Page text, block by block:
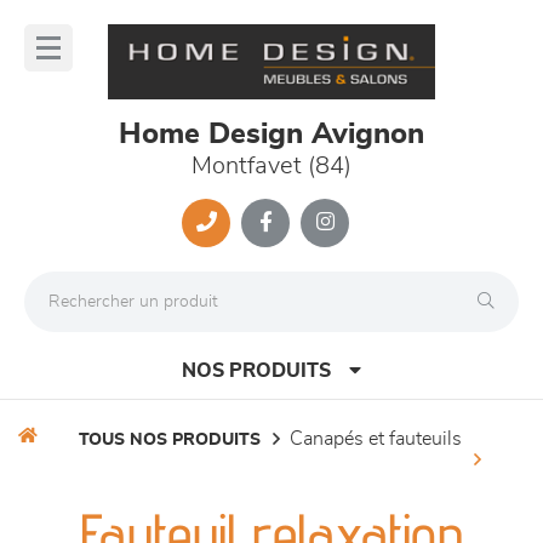
Home Design Avignon
Montfavet (84)
NOS PRODUITS
TOUS NOS PRODUITS canapés et fauteuils